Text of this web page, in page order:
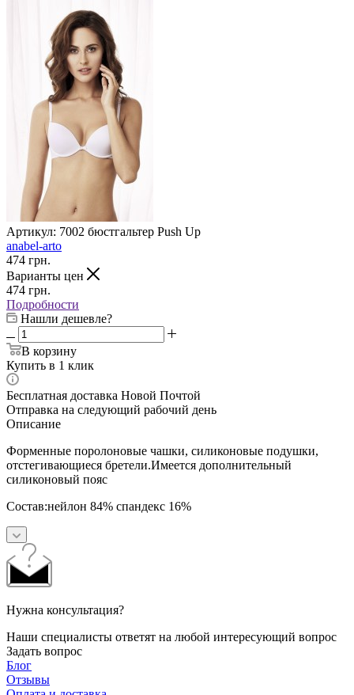
Артикул: 7002 бюстгальтер Push Up
anabel-arto
474 грн.
Варианты цен
474 грн.
Подробности
Нашли дешевле?
В корзину
Купить в 1 клик
Бесплатная доставка Новой Почтой
Отправка на следующий рабочий день
Описание
Форменные поролоновые чашки, силиконовые подушки,
отстегивающиеся бретели.Имеется дополнительный
силиконовый пояс
Состав:нейлон 84% спандекс 16%
Нужна консультация?
Наши специалисты ответят на любой интересующий вопрос
Задать вопрос
Блог
Отзывы